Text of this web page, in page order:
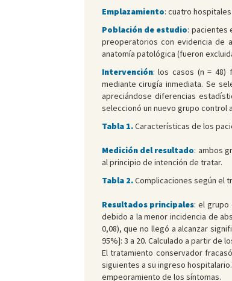
Emplazamiento: cuatro
Población de estudio: pacientes
preoperatorios con evidencia de
anatomía patológica (fueron
Intervención: los casos (n = 48)
mediante cirugía inmediata. Se
apreciándose diferencias
seleccionó un nuevo grupo control
Tabla 1.Características de los
Medición del resultado: ambos
al principio de intención de tratar.
Tabla 2.Complicaciones según el
Resultados principales: el grupo
debido a la menor incidencia de
0,08), que no llegó a alcanzar
95%]: 3 a 20. Calculado a partir de
El tratamiento conservador
siguientes a su ingreso
empeoramiento de los síntomas.